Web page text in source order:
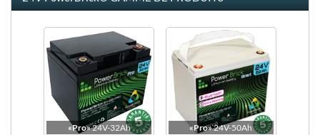
Dimensions
Vue de côté
«Pro»24V-32Ah «Pro»24V-50Ah